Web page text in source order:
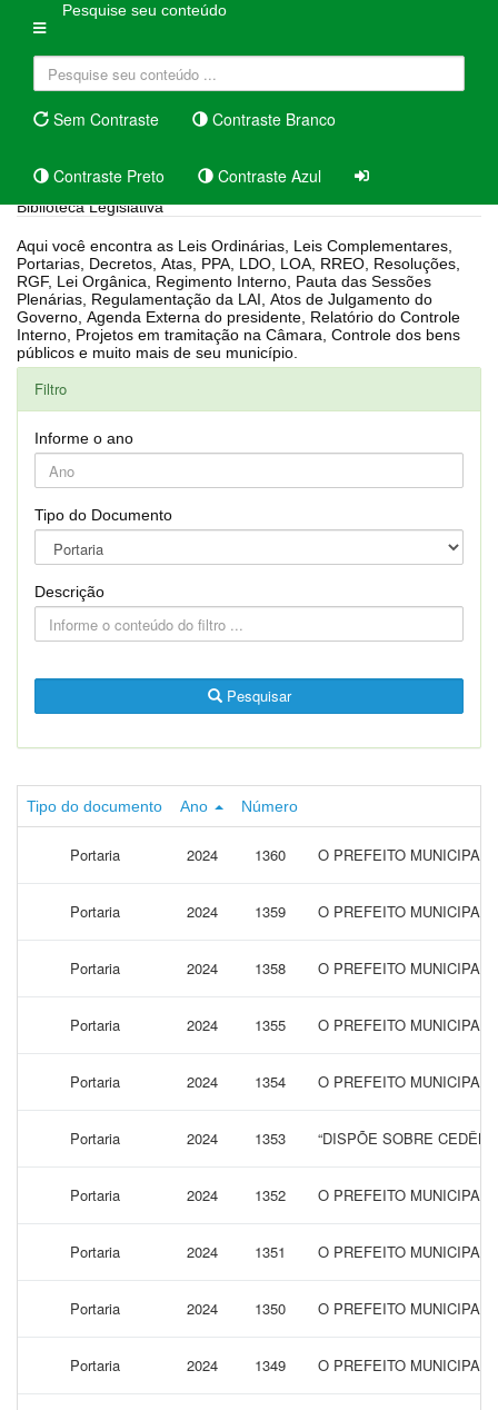
Pesquise seu conteúdo
Sem Contraste Contraste Branco
Contraste Preto Contraste Azul
Biblioteca Legislativa
Aqui você encontra as Leis Ordinárias, Leis Complementares,
Portarias, Decretos, Atas, PPA, LDO, LOA, RREO, Resoluções,
RGF, Lei Orgânica, Regimento Interno, Pauta das Sessões
Plenárias, Regulamentação da LAI, Atos de Julgamento do
Governo, Agenda Externa do presidente, Relatório do Controle
Interno, Projetos em tramitação na Câmara, Controle dos bens
públicos e muito mais de seu município.
Filtro
Informe o ano
Tipo do Documento
Descrição
Pesquisar
Tipo do documento Ano Número
Portaria 2024 1360 O PREFEITO MUNICIPAL
Portaria 2024 1359 O PREFEITO MUNICIPAL
Portaria 2024 1358 O PREFEITO MUNICIPAL
Portaria 2024 1355 O PREFEITO MUNICIPAL
Portaria 2024 1354 O PREFEITO MUNICIPAL
Portaria 2024 1353 “DISPÕE SOBRE
Portaria 2024 1352 O PREFEITO MUNICIPAL
Portaria 2024 1351 O PREFEITO MUNICIPAL
Portaria 2024 1350 O PREFEITO MUNICIPAL
Portaria 2024 1349 O PREFEITO MUNICIPAL